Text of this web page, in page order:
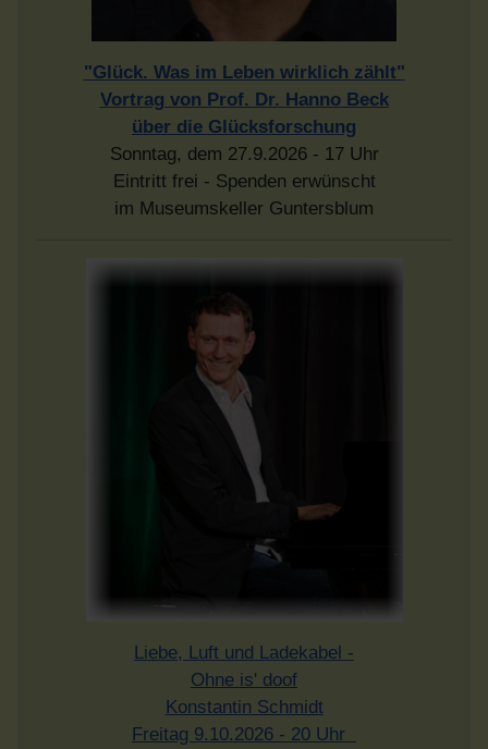
"Glück. Was im Leben wirklich zählt"
Vortrag von Prof. Dr. Hanno Beck
über die Glücksforschung
Sonntag, dem 27.9.2026 - 17 Uhr
Eintritt frei - Spenden erwünscht
im Museumskeller Guntersblum
Liebe, Luft und Ladekabel -
Ohne is' doof
Konstantin Schmidt
Freitag 9.10.2026 - 20 Uhr